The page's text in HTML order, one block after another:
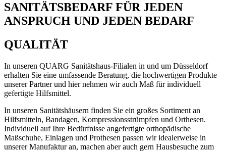
SANITÄTSBEDARF FÜR JEDEN
ANSPRUCH UND JEDEN BEDARF
QUALITÄT
In unseren QUARG Sanitätshaus-Filialen in und um Düsseldorf
erhalten Sie eine umfassende Beratung, die hochwertigen Produkte
unserer Partner und hier nehmen wir auch Maß für individuell
gefertigte Hilfsmittel.
In unseren Sanitätshäusern finden Sie ein großes Sortiment an
Hilfsmitteln, Bandagen, Kompressionsstrümpfen und Orthesen.
Individuell auf Ihre Bedürfnisse angefertigte orthopädische
Maßschuhe, Einlagen und Prothesen passen wir idealerweise in
unserer Manufaktur an, machen aber auch gern Hausbesuche zum